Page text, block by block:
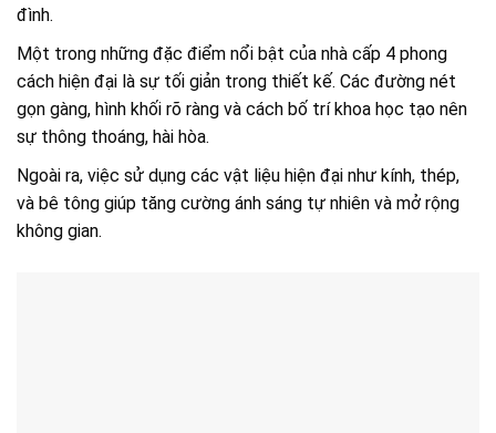
đình.
Một trong những đặc điểm nổi bật của nhà cấp 4 phong
cách hiện đại là sự tối giản trong thiết kế. Các đường nét
gọn gàng, hình khối rõ ràng và cách bố trí khoa học tạo nên
sự thông thoáng, hài hòa.
Ngoài ra, việc sử dụng các vật liệu hiện đại như kính, thép,
và bê tông giúp tăng cường ánh sáng tự nhiên và mở rộng
không gian.